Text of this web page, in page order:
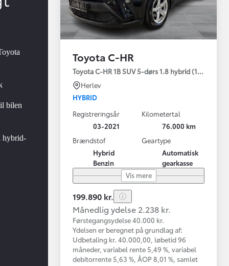
bilen
hybrid-
Toyota C-HR
Toyota C-HR 1B SUV 5-dørs 1.8 hybrid (122 hk)
Herlev
HYBRID
Registreringsår
03-2021
Kilometertal
76.000 km
Brændstof
Hybrid
Benzin
Geartype
Automatisk
gearkasse
Vis mere
199.890 kr.
Månedlig ydelse 2.238 kr.
Førstegangsydelse 40.000 kr.
Ydelsen er beregnet på grundlag af:
Udbetaling kr. 40.000,00, løbetid 96
måneder, variabel rente 5,49 %, variabel
debitorrente 5,63 %, ÅOP 8,01 %, samlet